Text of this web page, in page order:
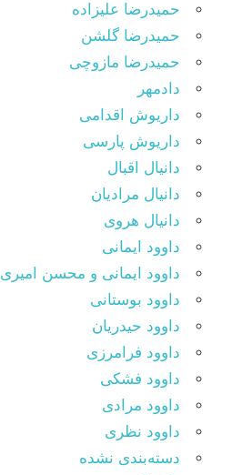
حمیدرضا علیزاده
حمیدرضا گلشن
حمیدرضا مازوچی
دادمهر
داریوش اقدامی
داریوش پارسی
دانیال اقبال
دانیال مرادیان
دانیال هروی
داوود ایمانی
داوود ایمانی و محسن امیری
داوود بوستانی
داوود حیدریان
داوود فرامرزی
داوود فشکی
داوود مرادی
داوود نظری
دسته‌بندی نشده